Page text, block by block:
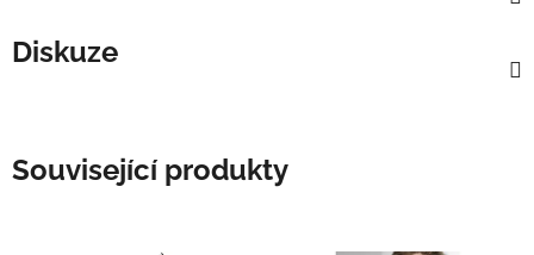
Diskuze
Související produkty